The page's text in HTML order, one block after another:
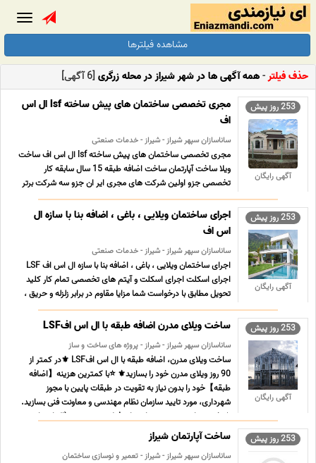
مشاهده فیلترها
حذف فیلتر-همه آگهی ها در شهر شیراز در محله زرگری [6 آگهی]
253 روز پیش
آگهی رایگان
مجری تخصصی ساختمان های پیش ساخته lsf ال اس
اف
ساناسازان سپهر شیراز - شیراز - خدمات صنعتی
مجری تخصصی ساختمان های پیش ساخته lsf ال اس اف ساخت
ویلا ساخت آپارتمان ساخت اضافه طبقه 15 سال سابقه کار
تخصصی جزو اولین شرکت های مجری ایر ان جزو سه شرکت برتر
کشور همکاری در تدوین آیین نامه های اجرایی در ایران
09120315970 09120315860 ...
253 روز پیش
آگهی رایگان
اجرای ساختمان ویلایی ، باغی ، اضافه بنا با سازه ال
اس اف
ساناسازان سپهر شیراز - شیراز - خدمات صنعتی
اجرای ساختمان ویلایی ، باغی ، اضافه بنا با سازه ال اس اف LSF
اجرای اسکلت اجرای اسکلت و آیتم های تخصصی تمام کار کلید
تحویل مطابق با درخواست شما مزایا مقاوم در برابر زلزله و حریق ،
سرعت ساخت بالا ، مقاومت بالا، دقت در اجرا و ... ...
253 روز پیش
آگهی رایگان
ساخت ویلای مدرن اضافه طبقه با ال اس افLSF
ساناسازان سپهر شیراز - شیراز - پروژه های ساخت و ساز
ساخت ویلای مدرن، اضافه طبقه با ال اس افLSF ⚜️در کمتر از
90 روز ویلای مدرن خود را بسازید⚜️ ⭐️با کمترین هزینه【اضافه
طبقه】خود را بدون نیاز به تقویت در طبقات پایین با مجوز
شهرداری، مورد تایید سازمان نظام مهندسی و معاونت فنی بسازید.
⭐️تخصص این مجموعه سازه های فولادی سرد نورد (ال اس ا ...
253 روز پیش ساخت آپارتمان شیراز
ساناسازان سپهر شیراز - شیراز - تعمیر و نوسازی ساختمان